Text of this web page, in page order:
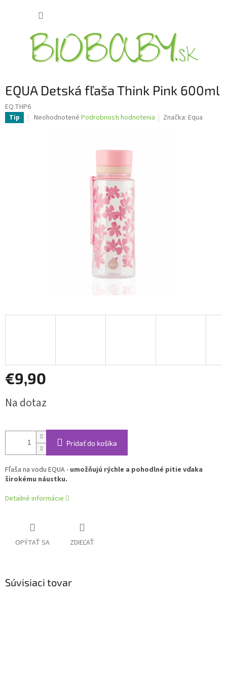
EQUA Detská fľaša Think Pink 600ml
EQ.THP6
Tip
Priemerné
Neohodnotené Podrobnosti hodnotenia Značka:Equa
€9,90
cena:
Na dotaz
Pridať do košíka
Fľaša na vodu EQUA - umožňujú rýchle a pohodlné pitie vďaka
širokému náustku.
Detailné informácie
OPÝTAŤ SA ZDIEĽAŤ
Súvisiaci tovar